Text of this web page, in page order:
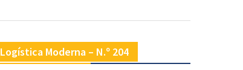
Logística Moderna – N.º 204